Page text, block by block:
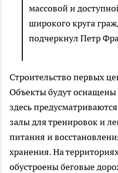
массовой и
широкого круга
подчеркнул Петр
Строительство первых
Объекты будут
здесь
залы для тренировок и
питания и
хранения. На
обустроены беговые